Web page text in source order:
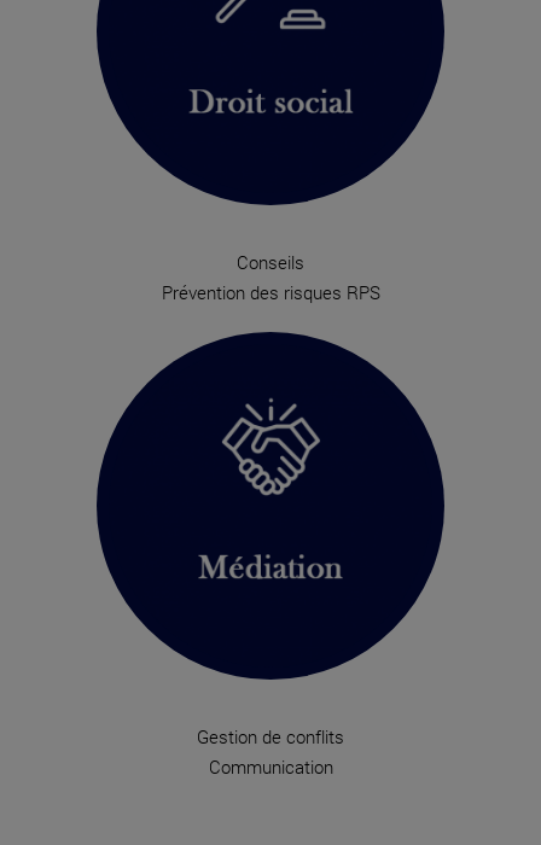
Conseils
Prévention des risques RPS
Gestion de conflits
Communication